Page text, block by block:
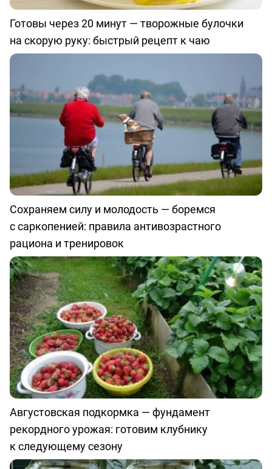
Готовы через 20 минут — творожные булочки
на скорую руку: быстрый рецепт к чаю
Сохраняем силу и молодость — боремся
с саркопенией: правила антивозрастного
рациона и тренировок
Августовская подкормка — фундамент
рекордного урожая: готовим клубнику
к следующему сезону